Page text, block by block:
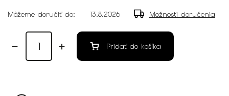
Môžeme doručiť do: 13.8.2026 Možnosti doručenia
Pridať do košíka